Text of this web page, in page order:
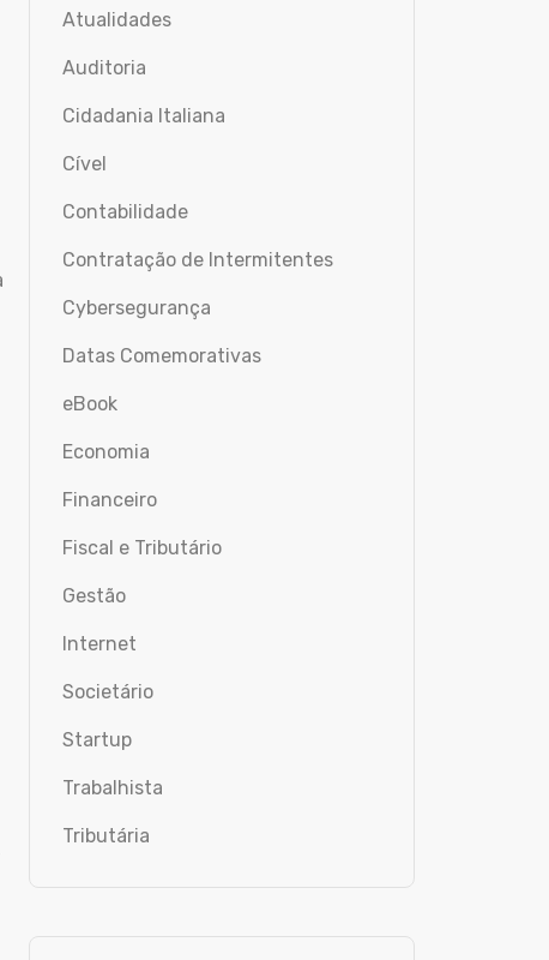
Atualidades
Auditoria
Cidadania Italiana
Cível
Contabilidade
Contratação de Intermitentes
Cybersegurança
Datas Comemorativas
eBook
Economia
Financeiro
Fiscal e Tributário
Gestão
Internet
Societário
Startup
Trabalhista
Tributária